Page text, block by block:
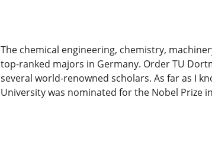
The chemical engineering, chemistry,
top-ranked majors in Germany. Order TU
several world-renowned scholars. As far as I
University was nominated for the Nobel Prize